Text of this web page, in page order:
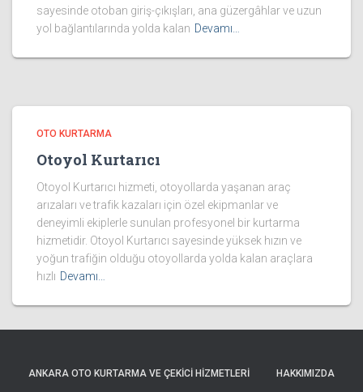
sayesinde otoban giriş-çıkışları, ana güzergâhlar ve uzun
yol bağlantılarında yolda kalan Devamı…
OTO KURTARMA
Otoyol Kurtarıcı
Otoyol Kurtarıcı hizmeti, otoyollarda yaşanan araç
arızaları ve trafik kazaları için özel ekipmanlar ve
deneyimli ekiplerle sunulan profesyonel bir kurtarma
hizmetidir. Otoyol Kurtarıcı sayesinde yüksek hızın ve
yoğun trafiğin olduğu otoyollarda yolda kalan araçlara
hızlı Devamı…
ANKARA OTO KURTARMA VE ÇEKICI HIZMETLERI HAKKIMIZDA